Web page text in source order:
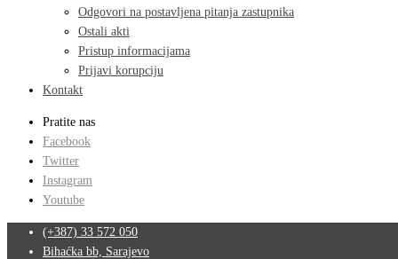
Odgovori na postavljena pitanja zastupnika
Ostali akti
Pristup informacijama
Prijavi korupciju
Kontakt
Pratite nas
Facebook
Twitter
Instagram
Youtube
(+387) 33 572 050
Bihaćka bb, Sarajevo